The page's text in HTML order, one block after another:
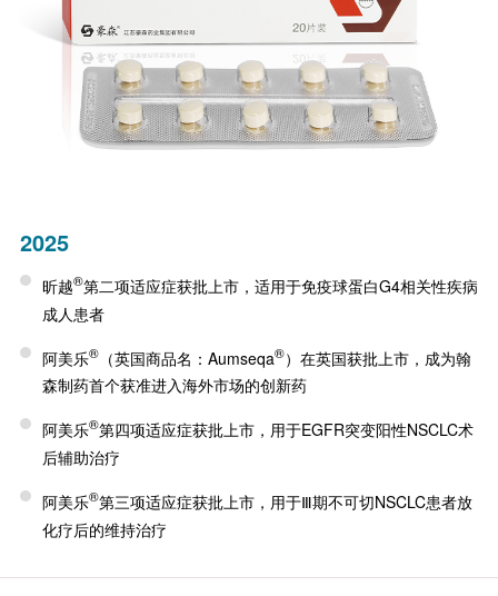
2025
昕越®第二项适应症获批上市，适用于免疫球蛋白G4相关性疾病
成人患者
阿美乐®（英国商品名：Aumseqa®）在英国获批上市，成为翰
森制药首个获准进入海外市场的创新药
阿美乐®第四项适应症获批上市，用于EGFR突变阳性NSCLC术
后辅助治疗
阿美乐®第三项适应症获批上市，用于Ⅲ期不可切NSCLC患者放
化疗后的维持治疗